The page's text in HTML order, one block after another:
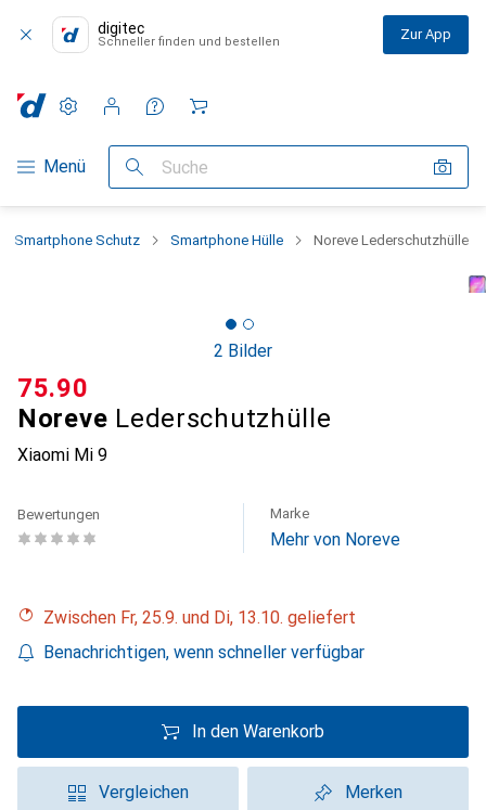
digitec
Schneller finden und bestellen Zur App
Navigation nach Kategorien
Menü Suche
Einstellungen
Kundenkonto
Vergleichslisten
Merklisten
Warenkorb
Smartphone Schutz Smartphone Hülle Noreve Lederschutzhülle
2 Bilder
Noreve Lederschutzhülle
Xiaomi Mi 9
CHF
75.90
Bewertungen Marke
Mehr von Noreve
Zwischen Fr, 25.9. und Di, 13.10. geliefert
Benachrichtigen, wenn schneller verfügbar
In den Warenkorb
Vergleichen Merken